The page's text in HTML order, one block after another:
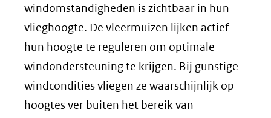
windomstandigheden is zichtbaar in hun
vlieghoogte. De vleermuizen lijken actief
hun hoogte te reguleren om optimale
windondersteuning te krijgen. Bij gunstige
windcondities vliegen ze waarschijnlijk op
hoogtes ver buiten het bereik van